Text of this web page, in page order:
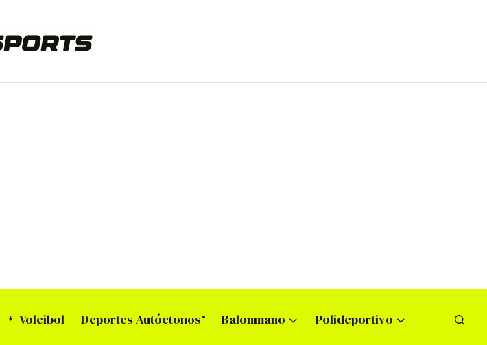
Voleibol Deportes Autóctonos Balonmano Polideportivo